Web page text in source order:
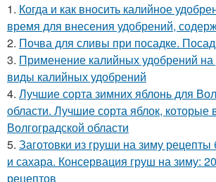
1. Когда и как вносить калийное
время для внесения удобрений,
2. Почва для сливы при посадке.
3. Применение калийных удобрений
виды калийных удобрений
4. Лучшие сорта зимних яблонь для
области. Лучшие сорта яблок,
Волгоградской области
5. Заготовки из груши на зиму рецепты
и сахара. Консервация груш на зиму:
рецептов